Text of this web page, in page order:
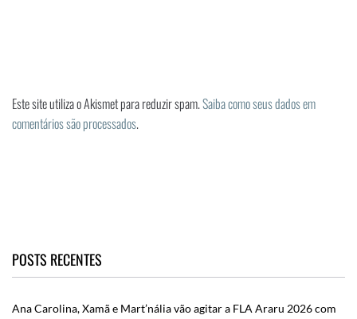
Este site utiliza o Akismet para reduzir spam.Saiba como seus dados em
comentários são processados.
POSTS RECENTES
Ana Carolina, Xamã e Mart’nália vão agitar a FLA Araru 2026 com